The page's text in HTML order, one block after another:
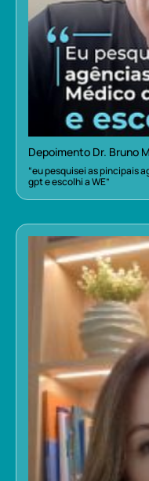
Depoimento Dr. Bruno
“eu pesquisei as pincipais
gpt e escolhi a WE”